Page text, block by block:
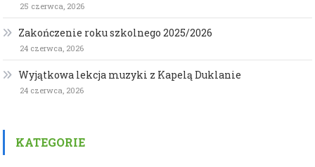
25 czerwca, 2026
Zakończenie roku szkolnego 2025/2026
24 czerwca, 2026
Wyjątkowa lekcja muzyki z Kapelą Duklanie
24 czerwca, 2026
KATEGORIE